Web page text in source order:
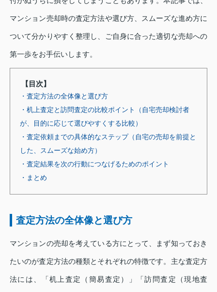
マンション売却時の査定方法や選び方、スムーズな進め方に
ついて分かりやすく整理し、ご自身に合った適切な売却への
第一歩をお手伝いします。
【目次】
・査定方法の全体像と選び方
・机上査定と訪問査定の比較ポイント（自宅売却検討者
が、目的に応じて選びやすくする比較）
・査定依頼までの具体的なステップ（自宅の売却を前提と
した、スムーズな始め方）
・査定結果を次の行動につなげるためのポイント
・まとめ
査定方法の全体像と選び方
マンションの売却を考えている方にとって、まず知っておき
たいのが査定方法の種類とそれぞれの特徴です。主な査定方
法には、「机上査定（簡易査定）」「訪問査定（現地査